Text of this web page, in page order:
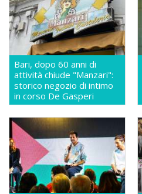
Bari, dopo 60 anni di
attività chiude "Manzari":
storico negozio di intimo
in corso De Gasperi